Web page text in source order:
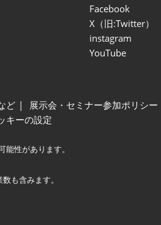
Facebook
X（旧:Twitter）
instagram
YouTube
ど 展示会・セミナー参加ポリシー
キーの設定
性があります。
も含みます。